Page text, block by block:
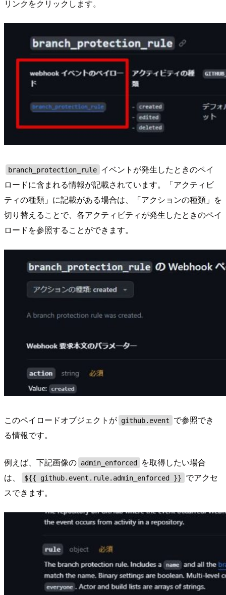
リンクをクリックします。
branch_protection_rule イベントが発生したときのペイ
ロードに含まれる情報が記載されています。「アクティビ
ティの種類」に記載がある場合は、「アクションの種類」を
切り替えることで、各アクティビティが発生したときのペイ
ロードを参照することができます。
このペイロードオブジェクトが github.event
で参照でき
る情報です。
例えば、下記画像の admin_enforced
を取得したい場合
は、
${{ github.event.rule.admin_enforced }}
でアクセ
スできます。